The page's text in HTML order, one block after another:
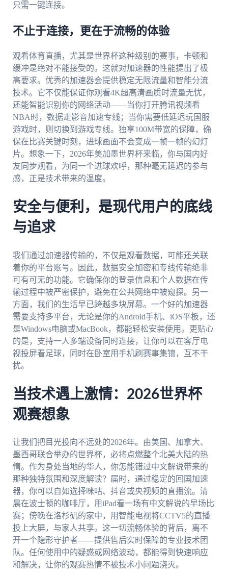
只需一键连接。
不止于连接，更在于流畅的体验
观看体育直播，尤其是世界杯这种级别的赛事，卡顿和
缓冲是绝对不能接受的。这就对加速器的性能提出了极
高要求。优秀的加速器会提供稳定无限流量和智能分流
技术。它不仅能保证你观看4K超高清画质时流量无忧，
还能智能识别你的网络活动——当你打开腾讯视频看
NBA时，数据走影音加速专线；当你需要低延迟玩国服
游戏时，则切换到游戏专线。独享100M带宽的保障，确
保在比赛关键时刻，进球画面不会变成一帧一帧的幻灯
片。想象一下，2026年美加墨世界杯来临，你与国内好
友同步观看，为同一个进球欢呼，那种毫无延迟的参与
感，正是技术带来的温度。
安全与便利，是现代用户的底线
与追求
我们通过加速器传输的，不仅是观看数据，可能还关联
着你的平台账号。因此，数据安全加密和专线传输绝非
可有可无的功能。它确保你的登录信息和个人数据在传
输过程中被严密保护，避免在公共网络中被窥探。另一
方面，我们的生活早已跨越多块屏幕。一个好的加速器
需要支持多平台，无论是你的Android手机、iOS平板，还
是Windows电脑或MacBook，都能轻松安装使用。更贴心
的是，支持一人多端设备同时连接，让你可以在客厅电
视投屏看足球，同时在卧室用手机刷赛事集锦，互不干
扰。
当技术遇上激情：2026世界杯
观赛想象
让我们把目光投向不远处的2026年。由美国、加拿大、
墨西哥联合举办的世界杯，必将点燃整个北美大陆的热
情。作为身处当地的华人，你怎能错过中文解说带来的
那种独特氛围和深度解读？届时，通过稳定的回国加速
器，你可以自如选择咪咕、抖音或央视频的直播流。清
晨在波士顿的咖啡厅，用iPad看一场有中文解说的早场比
赛；傍晚在洛杉矶的家中，用智能电视将CCTV5的直播
投上大屏，与家人共享。这一切流畅体验的背后，离不
开一个隐形守护者——提供售后实时保障的专业技术团
队。任何使用中的疑惑或网络波动，都能得到快速响应
和解决，让你的观赛热情不被技术小问题浇灭。